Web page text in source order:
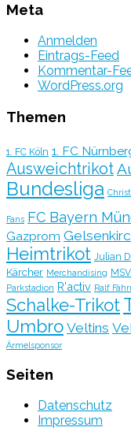
Meta
Anmelden
Eintrags-Feed
Kommentar-
WordPress.org
Themen
1. FC Köln 1. FC
Ausweichtrikot
Bundesliga
Fans FC Bayern
Gazprom
Heimtrikot Julian
Kärcher Merchandising
Parkstadion R'activ Ralf
Schalke-Trikot
Umbro Veltins
Ärmelsponsor
Seiten
Datenschutz
Impressum